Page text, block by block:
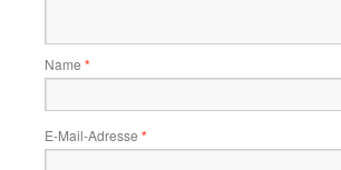
Name *
E-Mail-Adresse *